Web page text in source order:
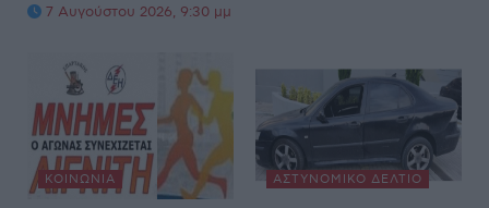
7 Αυγούστου 2026, 9:30 μμ
ΚΟΙΝΩΝΊΑ ΑΣΤΥΝΟΜΙΚΌ ΔΕΛΤΊΟ